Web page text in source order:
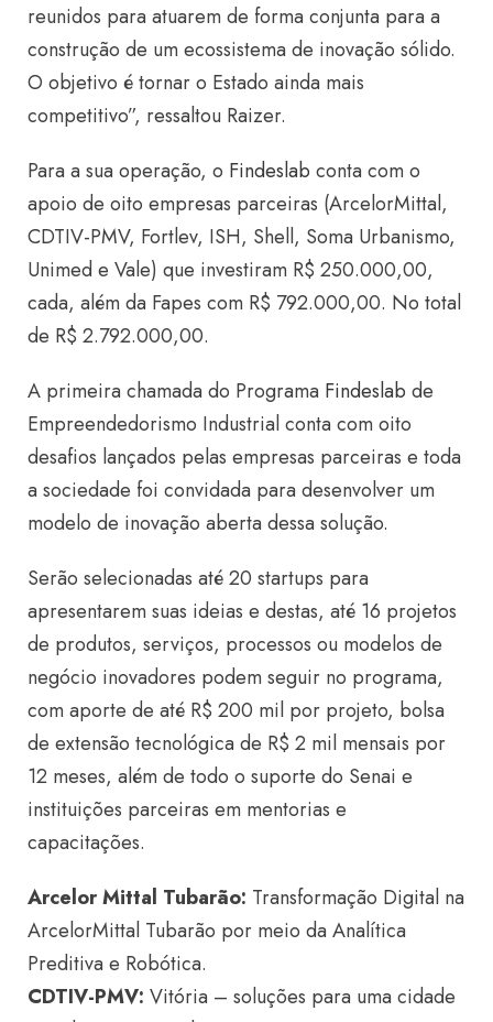
reunidos para atuarem de forma conjunta para a
construção de um ecossistema de inovação sólido.
O objetivo é tornar o Estado ainda mais
competitivo”, ressaltou Raizer.
Para a sua operação, o Findeslab conta com o
apoio de oito empresas parceiras (ArcelorMittal,
CDTIV-PMV, Fortlev, ISH, Shell, Soma Urbanismo,
Unimed e Vale) que investiram R$ 250.000,00,
cada, além da Fapes com R$ 792.000,00. No total
de R$ 2.792.000,00.
A primeira chamada do Programa Findeslab de
Empreendedorismo Industrial conta com oito
desafios lançados pelas empresas parceiras e toda
a sociedade foi convidada para desenvolver um
modelo de inovação aberta dessa solução.
Serão selecionadas até 20 startups para
apresentarem suas ideias e destas, até 16 projetos
de produtos, serviços, processos ou modelos de
negócio inovadores podem seguir no programa,
com aporte de até R$ 200 mil por projeto, bolsa
de extensão tecnológica de R$ 2 mil mensais por
12 meses, além de todo o suporte do Senai e
instituições parceiras em mentorias e
capacitações.
Arcelor Mittal Tubarão: Transformação Digital na
ArcelorMittal Tubarão por meio da Analítica
Preditiva e Robótica.
CDTIV-PMV: Vitória – soluções para uma cidade